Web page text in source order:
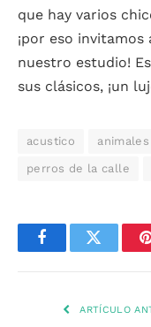
que hay varios
¡por eso
nuestro estudio!
sus clásicos, ¡un
acustico animales
perros de la calle
FacebookTwitter
ARTÍCULO